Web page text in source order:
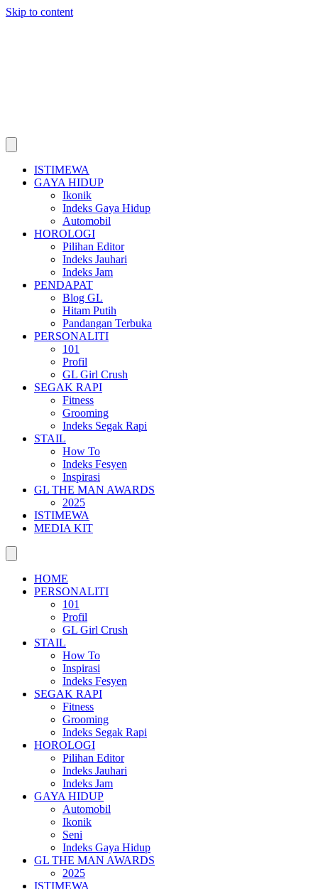
Skip to content
ISTIMEWA
GAYA HIDUP
Ikonik
Indeks Gaya Hidup
Automobil
HOROLOGI
Pilihan Editor
Indeks Jauhari
Indeks Jam
PENDAPAT
Blog GL
Hitam Putih
Pandangan Terbuka
PERSONALITI
101
Profil
GL Girl Crush
SEGAK RAPI
Fitness
Grooming
Indeks Segak Rapi
STAIL
How To
Indeks Fesyen
Inspirasi
GL THE MAN AWARDS
2025
ISTIMEWA
MEDIA KIT
HOME
PERSONALITI
101
Profil
GL Girl Crush
STAIL
How To
Inspirasi
Indeks Fesyen
SEGAK RAPI
Fitness
Grooming
Indeks Segak Rapi
HOROLOGI
Pilihan Editor
Indeks Jauhari
Indeks Jam
GAYA HIDUP
Automobil
Ikonik
Seni
Indeks Gaya Hidup
GL THE MAN AWARDS
2025
ISTIMEWA